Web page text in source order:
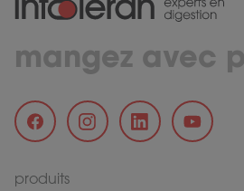
mangez avec
produits